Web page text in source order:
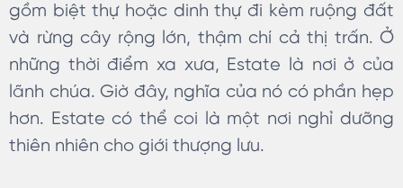
gồm biệt thự hoặc dinh thự đi kèm ruộng đất
và rừng cây rộng lớn, thậm chí cả thị trấn. Ở
những thời điểm xa xưa, Estate là nơi ở của
lãnh chúa. Giờ đây, nghĩa của nó có phần hẹp
hơn. Estate có thể coi là một nơi nghỉ dưỡng
thiên nhiên cho giới thượng lưu.